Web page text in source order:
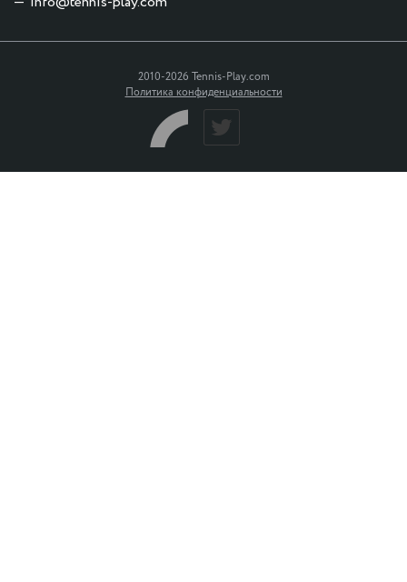
2010-2026 Tennis-Play.com
Политика конфиденциальности